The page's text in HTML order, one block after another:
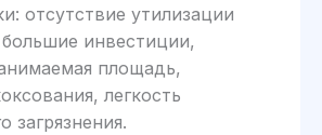
отсутствие утилизации
инвестиции,
площадь,
легкость
загрязнения.